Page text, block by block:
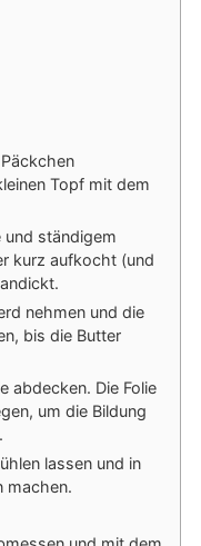
Topf mit dem
und ständigem
kurz aufkocht (und
nehmen und die
bis die Butter
abdecken. Die Folie
um die Bildung
lassen und in
machen.